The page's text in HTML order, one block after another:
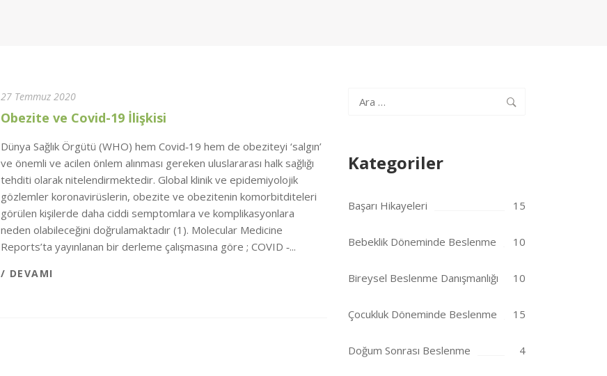
27 Temmuz 2020
Obezite ve Covid-19 İlişkisi
Dünya Sağlık Örgütü (WHO) hem Covid‑19 hem de obeziteyi ‘salgın’
ve önemli ve acilen önlem alınması gereken uluslararası halk sağlığı
tehditi olarak nitelendirmektedir. Global klinik ve epidemiyolojik
gözlemler koronavirüslerin, obezite ve obezitenin komorbitditeleri
görülen kişilerde daha ciddi semptomlara ve komplikasyonlara
neden olabileceğini doğrulamaktadır (1). Molecular Medicine
Reports’ta yayınlanan bir derleme çalışmasına göre ; COVID ‑...
/ DEVAMI
Arama:
Kategoriler
Başarı Hikayeleri 15
Bebeklik Döneminde Beslenme 10
Bireysel Beslenme Danışmanlığı 10
Çocukluk Döneminde Beslenme 15
Doğum Sonrası Beslenme 4